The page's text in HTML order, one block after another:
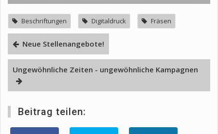
Beschriftungen Digitaldruck Fräsen
Neue Stellenangebote!
Ungewöhnliche Zeiten - ungewöhnliche Kampagnen
Beitrag teilen: